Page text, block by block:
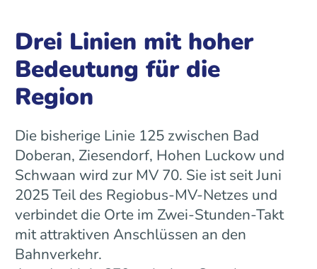
Drei Linien mit hoher
Bedeutung für die
Region
Die bisherige Linie 125 zwischen Bad
Doberan, Ziesendorf, Hohen Luckow und
Schwaan wird zur MV 70. Sie ist seit Juni
2025 Teil des Regiobus-MV-Netzes und
verbindet die Orte im Zwei-Stunden-Takt
mit attraktiven Anschlüssen an den
Bahnverkehr.